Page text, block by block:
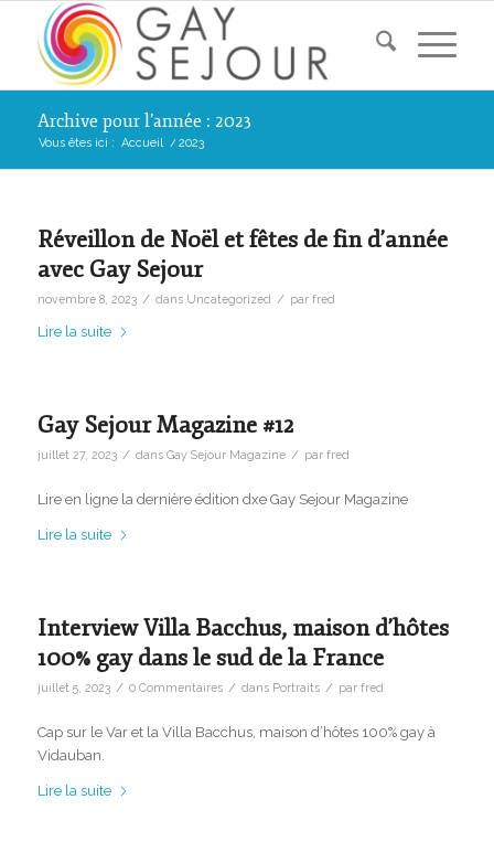
Archive pour l’année : 2023
Vous êtes ici : Accueil / 2023
Réveillon de Noël et fêtes de fin d’année
avec Gay Sejour
novembre 8, 2023 / dans Uncategorized / par fred
Lire la suite
Gay Sejour Magazine #12
juillet 27, 2023 / dans Gay Sejour Magazine / par fred
Lire en ligne la dernière édition dxe Gay Sejour Magazine
Lire la suite
Interview Villa Bacchus, maison d’hôtes
100% gay dans le sud de la France
juillet 5, 2023 / 0 Commentaires / dans Portraits / par fred
Cap sur le Var et la Villa Bacchus, maison d’hôtes 100% gay à
Vidauban.
Lire la suite